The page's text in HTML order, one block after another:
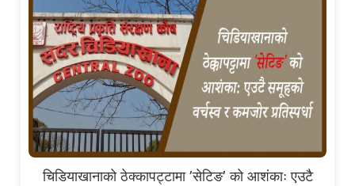
चिडियाखानाको ठेक्कापट्टामा ’सेटिङ’ को आशंकाः एउटै